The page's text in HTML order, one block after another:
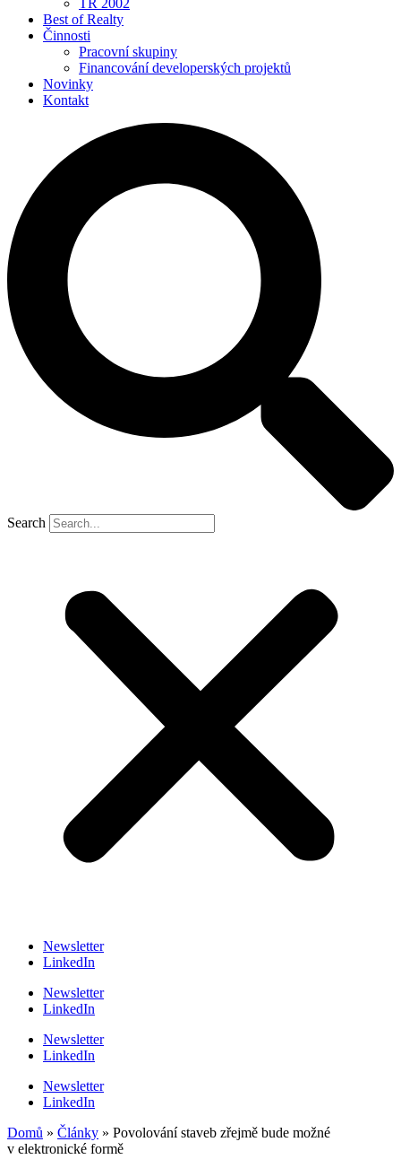
TR 2002
Best of Realty
Činnosti
Pracovní skupiny
Financování developerských projektů
Novinky
Kontakt
Search
Newsletter
LinkedIn
Newsletter
LinkedIn
Newsletter
LinkedIn
Newsletter
LinkedIn
Domů » Články » Povolování staveb zřejmě bude možné
v elektronické formě